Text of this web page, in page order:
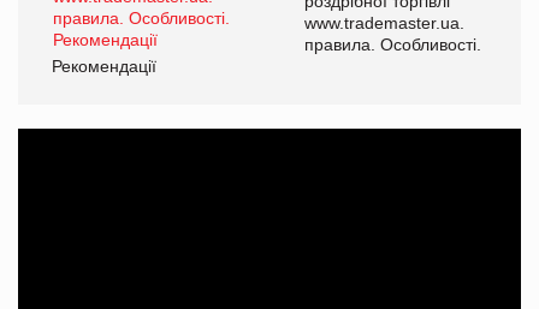
www.trademaster.ua.
правила. Особливості.
Рекомендації